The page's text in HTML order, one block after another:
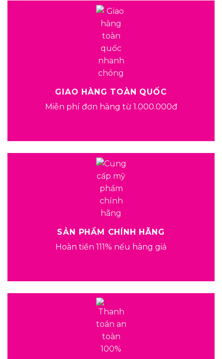
GIAO HÀNG TOÀN QUỐC
Miễn phí đơn hàng từ 1.000.000đ
SẢN PHẨM CHÍNH HÃNG
Hoàn tiền 111% nếu hàng giả